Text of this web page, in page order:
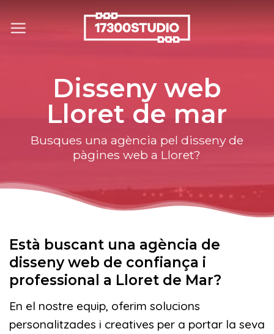
to
Disseny web
Lloret de mar
Busques una agència pel disseny de
pàgines web a Lloret?
Està buscant una agència de
disseny web de confiança i
professional a Lloret de Mar?
En el nostre equip, oferim solucions
personalitzades i creatives per a portar la seva